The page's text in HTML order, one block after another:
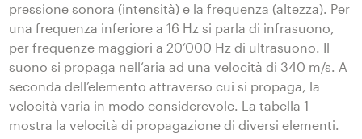
pressione sonora (intensità) e la frequenza (altezza). Per
una frequenza inferiore a 16 Hz si parla di infrasuono,
per frequenze maggiori a 20’000 Hz di ultrasuono. Il
suono si propaga nell’aria ad una velocità di 340 m/s. A
seconda dell’elemento attraverso cui si propaga, la
velocità varia in modo considerevole. La tabella 1
mostra la velocità di propagazione di diversi elementi.